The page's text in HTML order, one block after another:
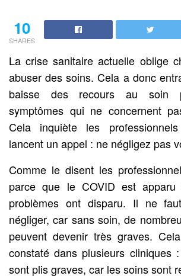
10
SHARES
La crise sanitaire actuelle oblige
abuser des soins. Cela a donc
baisse des recours au soin
symptômes qui ne concernent
Cela inquiète les
lancent un appel : ne négligez pas
Comme le disent les
parce que le COVID est
problèmes ont disparu. Il ne
négliger, car sans soin, de
peuvent devenir très graves.
constaté dans plusieurs cliniques
sont plis graves, car les soins sont